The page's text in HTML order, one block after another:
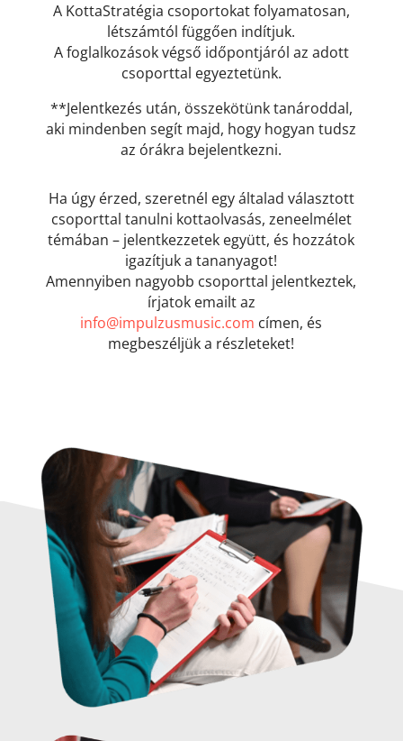
A KottaStratégia csoportokat folyamatosan,
létszámtól függően indítjuk.
A foglalkozások végső időpontjáról az adott
csoporttal egyeztetünk.
**Jelentkezés után, összekötünk tanároddal,
aki mindenben segít majd, hogy hogyan tudsz
az órákra bejelentkezni.
Ha úgy érzed, szeretnél egy általad választott
csoporttal tanulni kottaolvasás, zeneelmélet
témában – jelentkezzetek együtt, és hozzátok
igazítjuk a tananyagot!
Amennyiben nagyobb csoporttal jelentkeztek,
írjatok emailt az
info@impulzusmusic.com címen, és
megbeszéljük a részleteket!